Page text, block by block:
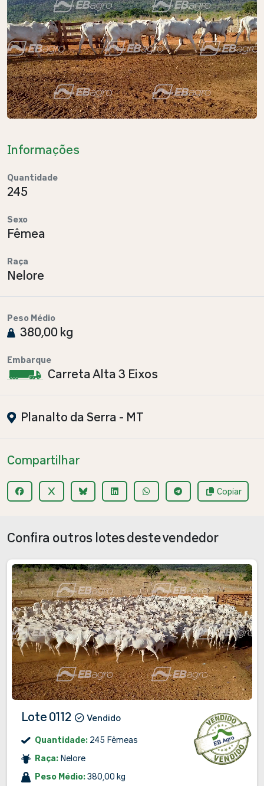
Informações
Quantidade
245
Sexo
Fêmea
Raça
Nelore
Peso Médio
380,00 kg
Embarque
Carreta Alta 3 Eixos
Planalto da Serra - MT
Compartilhar
Copiar
Confira outros lotes deste vendedor
Lote 0112 Vendido
Quantidade: 245 Fêmeas
Raça: Nelore
Peso Médio:380,00 kg